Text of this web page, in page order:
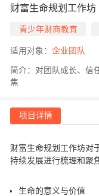
财富生命规划工作坊
青少年财商教育
适用对象：企业团队
简介：对团队成长、信
焦
项目详情
财富生命规划工作坊对
持续发展进行梳理和聚
生命的意义与价值